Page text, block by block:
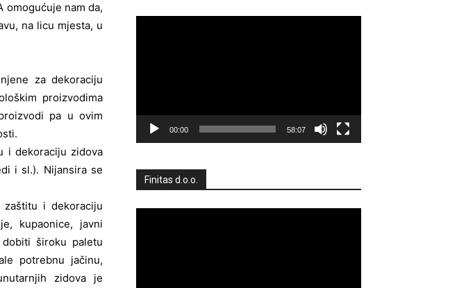
omogućuje nam da,
na licu mjesta, u
za dekoraciju
proizvodima
pa u ovim
i dekoraciju zidova
i sl.). Nijansira se
zaštitu i dekoraciju
kupaonice, javni
široku paletu
potrebnu jačinu,
zidova je
00:00 58:07
Finitas d.o.o.